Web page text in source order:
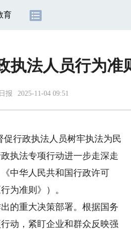
育
执法人员行为准
报 2025-11-04 09:51
行政执法人员树牢执法为民
执法专项行动进一步走深走
中华人民共和国行政许可
为准则》）。
的重大决策部署。根据国务
动，紧盯企业和群众反映强